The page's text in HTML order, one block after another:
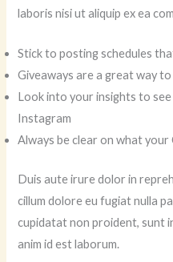
laboris nisi ut aliquip ex ea
Stick to posting schedules
Giveaways are a great way
Look into your insights to
Instagram
Always be clear on what your
Duis aute irure dolor in
cillum dolore eu fugiat nulla
cupidatat non proident, sunt
anim id est laborum.